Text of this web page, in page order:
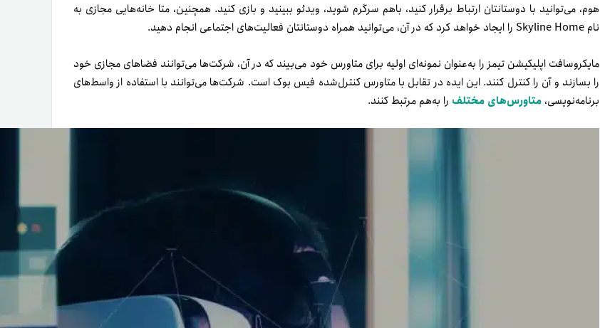
هوم، می‌توانید با دوستانتان ارتباط برقرار کنید، با‌هم سرگرم شوید، ویدئو ببینید و بازی کنید. همچنین، متا خانه‌هایی مجازی به
نام Skyline Home را ایجاد خواهد کرد که در آن، می‌توانید همراه دوستانتان فعالیت‌های اجتماعی انجام دهید.
مایکروسافت اپلیکیشن تیمز را به‌عنوان نمونه‌ای اولیه برای متاورس خود می‌بیند که در آن، شرکت‌ها می‌توانند فضاهای مجازی خود
را بسازند و آن را کنترل کنند. این ایده در تقابل با متاورس کنترل‌شده فیس بوک است. شرکت‌ها می‌توانند با استفاده از واسط‌های
برنامه‌نویسی، متاورس‌های مختلف را به‌هم مرتبط کنند.